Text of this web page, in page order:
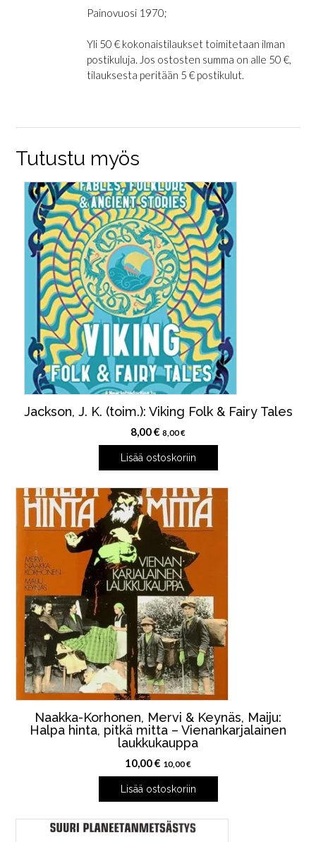
Painovuosi 1970;
Yli 50 € kokonaistilaukset toimitetaan ilman
postikuluja. Jos ostosten summa on alle 50 €,
tilauksesta peritään 5 € postikulut.
Tutustu myös
Jackson, J. K. (toim.): Viking Folk & Fairy Tales
8,00€ 8,00€
Lisää ostoskoriin
Naakka-Korhonen, Mervi & Keynäs, Maiju:
Halpa hinta, pitkä mitta – Vienankarjalainen
laukkukauppa
10,00€ 10,00€
Lisää ostoskoriin